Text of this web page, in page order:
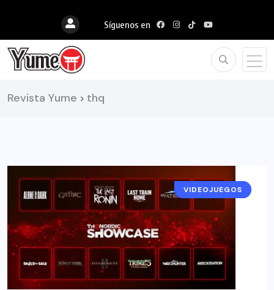
Síguenos en
Revista Yume > thq
NOTICIAS
VIDEOJUEGOS